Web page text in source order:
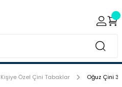
Kişiye Özel Çini Tabaklar Oğuz Çini